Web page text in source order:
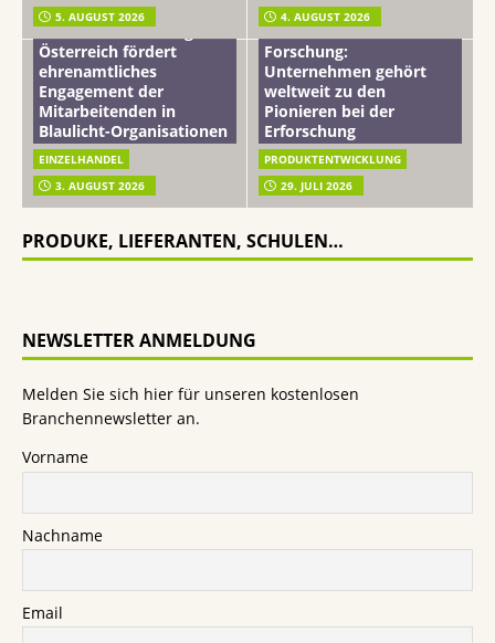
5. AUGUST 2026
4. AUGUST 2026
mehr vom leben tag: dm
Österreich fördert
ehrenamtliches
Engagement der
Mitarbeitenden in
Blaulicht-Organisationen
EINZELHANDEL
3. AUGUST 2026
Beiersdorf
Hautmikrobiom-
Forschung:
Unternehmen gehört
weltweit zu den
Pionieren bei der
Erforschung
PRODUKTENTWICKLUNG
29. JULI 2026
PRODUKE, LIEFERANTEN, SCHULEN…
NEWSLETTER ANMELDUNG
Melden Sie sich hier für unseren kostenlosen
Branchennewsletter an.
Vorname
Nachname
Email